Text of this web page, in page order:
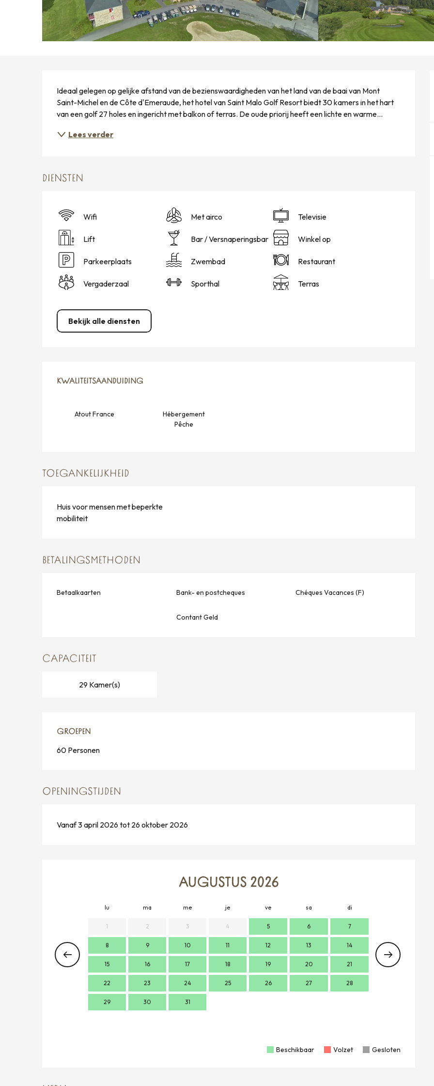
Ideaal gelegen op gelijke afstand van de bezienswaardigheden van het land van de baai van Mont
Saint-Michel en de Côte d'Emeraude, het hotel van Saint Malo Golf Resort biedt 30 kamers in het hart
van een golf 27 holes en ingericht met balkon of terras. De oude priorij heeft een lichte en warme...
Lees verder
DIENSTEN
Wifi Met airco Televisie
Lift Bar / Versnaperingsbar Winkel op
Parkeerplaats Zwembad Restaurant
Vergaderzaal Sporthal Terras
Bekijk alle diensten
DIENSTVERLENING
KWALITEITSAANDUIDING
KWALITEITSAANDUIDING
Atout France
Hébergement
Pêche
TOEGANKELIJKHEID
Huis voor mensen met beperkte
mobiliteit
BETALINGSMETHODEN
Betaalkaarten Bank- en postcheques Chéques Vacances (F)
Contant Geld
CAPACITEIT
29 Kamer(s)
GROEPEN
GROEPEN
60 Personen
OPENINGSTIJDEN
Vanaf 3 april 2026 tot 26 oktober 2026
AUGUSTUS 2026
lu ma me je ve sa di
1 2 3 4 5 6 7
8 9 10 11 12 13 14
15 16 17 18 19 20 21
22 23 24 25 26 27 28
29 30 31
2
9
Beschikbaar Volzet Gesloten